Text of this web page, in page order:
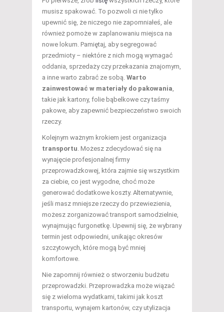
musisz spakować. To pozwoli ci nie tylko
upewnić się, że niczego nie zapomniałeś, ale
również pomoże w zaplanowaniu miejsca na
nowe lokum. Pamiętaj, aby segregować
przedmioty – niektóre z nich mogą wymagać
oddania, sprzedaży czy przekazania znajomym,
a inne warto zabrać ze sobą. Warto
zainwestować w materiały do pakowania
takie jak kartony, folie bąbelkowe czy taśmy
pakowe, aby zapewnić bezpieczeństwo swoich
rzeczy.
Kolejnym ważnym krokiem jest organizacja
transportu . Możesz zdecydować się na
wynajęcie profesjonalnej firmy
przeprowadzkowej, która zajmie się wszystkim
za ciebie, co jest wygodne, choć może
generować dodatkowe koszty. Alternatywnie,
jeśli masz mniejsze rzeczy do przewiezienia,
możesz zorganizować transport samodzielnie,
wynajmując furgonetkę. Upewnij się, że wybrany
termin jest odpowiedni, unikając okresów
szczytowych, które mogą być mniej
komfortowe.
Nie zapomnij również o stworzeniu budżetu
przeprowadzki. Przeprowadzka może wiązać
się z wieloma wydatkami, takimi jak koszt
transportu, wynajem kartonów, czy utylizacja